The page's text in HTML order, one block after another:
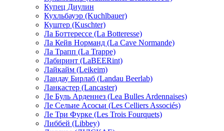
Купец Диулин
Кухльбауэр (Kuchlbauer)
Куштер (Kuschter)
Ла Боттерессе (La Botteresse)
Ла Кейв Норманд (La Cave Normande)
Ла Трапп (La Trappe)
Лабиринт (LaBEERint)
Лайкайм (Leikeim)
Ландау Бирлаб (Landau Beerlab)
Ланкастер (Lancaster)
Ле Буль Арденнез (Lea Bulles Ardennaises)
Ле Сельие Асосьи (Les Celliers Associés)
Ле Три Фурке (Les Trois Fourquets)
Либбей (Libbey)